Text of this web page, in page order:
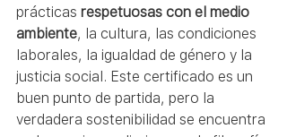
prácticas respetuosas con el medio
ambiente, la cultura, las condiciones
laborales, la igualdad de género y la
justicia social. Este certificado es un
buen punto de partida, pero la
verdadera sostenibilidad se encuentra